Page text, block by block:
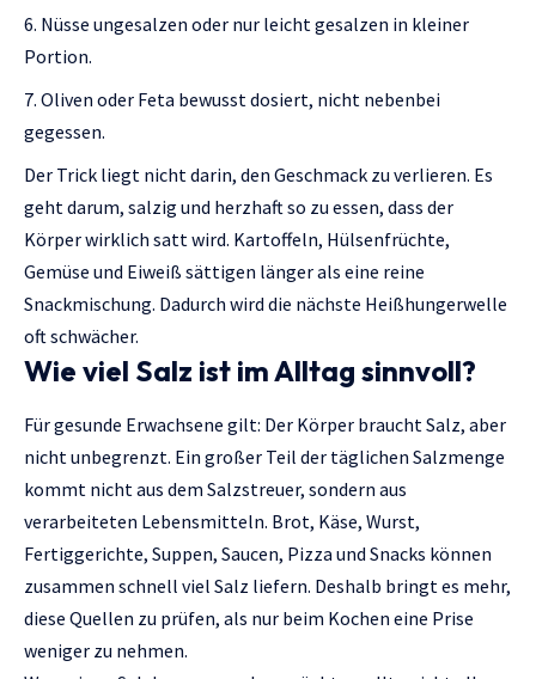
Nüsse ungesalzen oder nur leicht gesalzen in kleiner
Portion.
Oliven oder Feta bewusst dosiert, nicht nebenbei
gegessen.
Der Trick liegt nicht darin, den Geschmack zu verlieren. Es
geht darum, salzig und herzhaft so zu essen, dass der
Körper wirklich satt wird. Kartoffeln, Hülsenfrüchte,
Gemüse und Eiweiß sättigen länger als eine reine
Snackmischung. Dadurch wird die nächste Heißhungerwelle
oft schwächer.
Wie viel Salz ist im Alltag sinnvoll?
Für gesunde Erwachsene gilt: Der Körper braucht Salz, aber
nicht unbegrenzt. Ein großer Teil der täglichen Salzmenge
kommt nicht aus dem Salzstreuer, sondern aus
verarbeiteten Lebensmitteln. Brot, Käse, Wurst,
Fertiggerichte, Suppen, Saucen, Pizza und Snacks können
zusammen schnell viel Salz liefern. Deshalb bringt es mehr,
diese Quellen zu prüfen, als nur beim Kochen eine Prise
weniger zu nehmen.